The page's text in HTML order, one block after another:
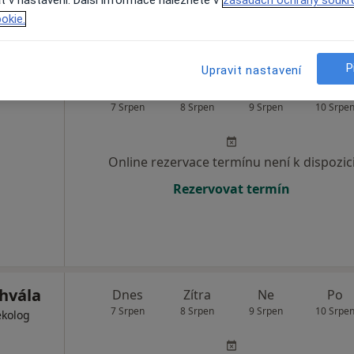
7 Srpen 8 Srpen 9 Srpen 10 Srpen
Online rezervace termínu není k dispozici
Rezervovat termín
Dnes
7 Srpen
Zítra
8 Srpen
Ne
9 Srpen
Po
10 Srpen
Upravit nastavení